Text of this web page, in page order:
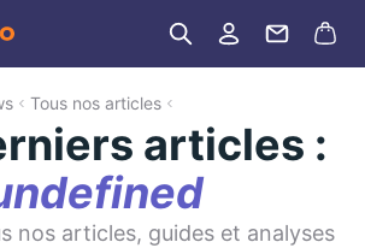
Tous nos articles
articles :
nos articles, guides et analyses